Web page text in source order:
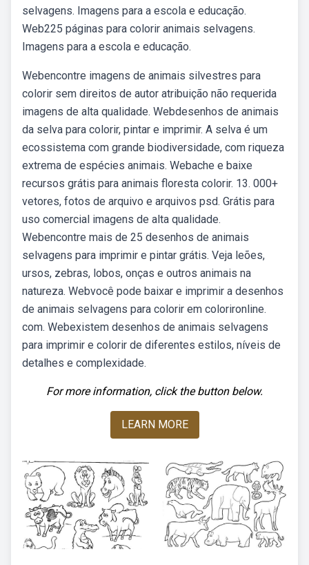
selvagens. Imagens para a escola e educação.
Web225 páginas para colorir animais selvagens.
Imagens para a escola e educação.
Webencontre imagens de animais silvestres para
colorir sem direitos de autor atribuição não requerida
imagens de alta qualidade. Webdesenhos de animais
da selva para colorir, pintar e imprimir. A selva é um
ecossistema com grande biodiversidade, com riqueza
extrema de espécies animais. Webache e baixe
recursos grátis para animais floresta colorir. 13. 000+
vetores, fotos de arquivo e arquivos psd. Grátis para
uso comercial imagens de alta qualidade.
Webencontre mais de 25 desenhos de animais
selvagens para imprimir e pintar grátis. Veja leões,
ursos, zebras, lobos, onças e outros animais na
natureza. Webvocê pode baixar e imprimir a desenhos
de animais selvagens para colorir em colorironline.
com. Webexistem desenhos de animais selvagens
para imprimir e colorir de diferentes estilos, níveis de
detalhes e complexidade.
For more information, click the button below.
LEARN MORE